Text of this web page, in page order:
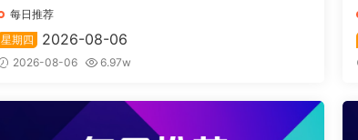
每日推荐
星期四
2026-08-06
2026-08-06 6.97w